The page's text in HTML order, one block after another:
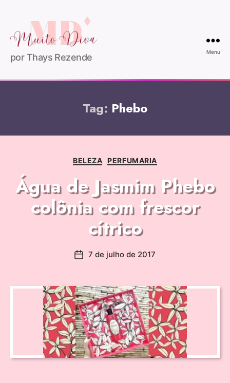
por Thays Rezende
Menu
Tag: Phebo
BELEZA PERFUMARIA
Água de Jasmim Phebo
colônia com frescor
cítrico
7 de julho de 2017